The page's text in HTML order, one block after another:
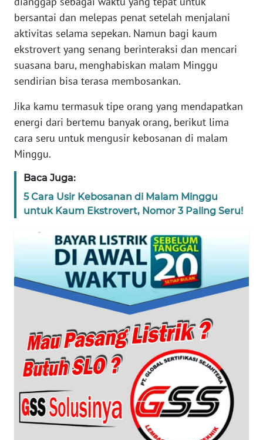
bersantai dan melepas penat setelah menjalani
aktivitas selama sepekan. Namun bagi kaum
ekstrovert yang senang berinteraksi dan mencari
suasana baru, menghabiskan malam Minggu
sendirian bisa terasa membosankan.
Jika kamu termasuk tipe orang yang mendapatkan
energi dari bertemu banyak orang, berikut lima
cara seru untuk mengusir kebosanan di malam
Minggu.
Baca Juga:
5 Cara Usir Kebosanan di Malam Minggu
untuk Kaum Ekstrovert, Nomor 3 Paling Seru!
KARIR
Wahana
Regional
WN
WN
JAKARTA
WN
WN
NTT
WN
WN